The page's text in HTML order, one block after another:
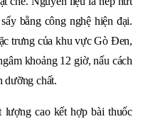
bằng công nghệ hiện đại.
trưng của khu vực Gò Đen,
khoảng 12 giờ, nấu cách
dưỡng chất.
lượng cao kết hợp bài thuốc